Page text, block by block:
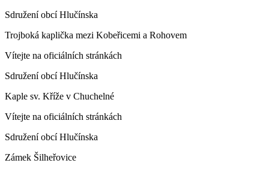
Sdružení obcí Hlučínska
Trojboká kaplička mezi Kobeřicemi a Rohovem
Vítejte na oficiálních stránkách
Sdružení obcí Hlučínska
Kaple sv. Kříže v Chuchelné
Vítejte na oficiálních stránkách
Sdružení obcí Hlučínska
Zámek Šilheřovice